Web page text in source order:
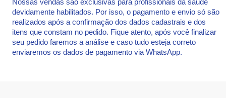
Nossas vendas são exclusivas para profissionais da saúde
devidamente habilitados. Por isso, o pagamento e envio só são
realizados após a confirmação dos dados cadastrais e dos
itens que constam no pedido. Fique atento, após você finalizar
seu pedido faremos a análise e caso tudo esteja correto
enviaremos os dados de pagamento via WhatsApp.